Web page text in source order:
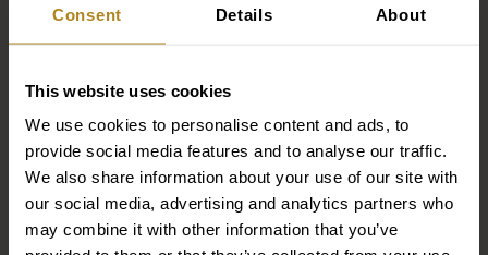
Consent Details About
This website uses cookies
We use cookies to personalise content and ads, to
provide social media features and to analyse our traffic.
We also share information about your use of our site with
our social media, advertising and analytics partners who
may combine it with other information that you’ve